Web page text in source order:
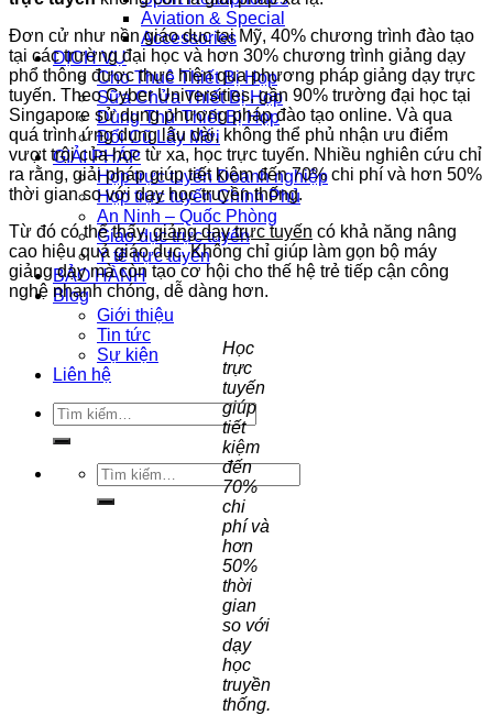
Aviation & Special
Accessories
DỊCH VỤ
Cho Thuê Thiết Bị Họp
Sữa Chửa Thiết Bị Họp
Dùng Thử Thiết Bị Họp
Đổi Cũ Lấy Mới
GIẢI PHÁP
Họp trực tuyến Doanh nghiệp
Họp trực tuyến Chính Phủ
An Ninh – Quốc Phòng
Giáo dục trực tuyến
Y tế trực tuyến
BẢO HÀNH
Blog
Giới thiệu
Tin tức
Sự kiện
Liên hệ
Tìm
kiếm:
Tìm
kiếm:
Đơn cử như nền giáo dục tại Mỹ, 40% chương trình đào tạo
tại các trường đại học và hơn 30% chương trình giảng dạy
phổ thông được thực hiện qua phương pháp giảng dạy trực
tuyến. Theo Cyber Universities, gần 90% trường đại học tại
Singapore sử dụng phương pháp đào tạo online. Và qua
quá trình ứng dụng lâu dài, không thể phủ nhận ưu điểm
vượt trội của học từ xa, học trực tuyến. Nhiều nghiên cứu chỉ
ra rằng, giải pháp giúp tiết kiệm đến 70% chi phí và hơn 50%
thời gian so với dạy học truyền thống.
Từ đó có thể thấy,giảng dạy trực tuyến có khả năng nâng
cao hiệu quả giáo dục. Không chỉ giúp làm gọn bộ máy
giảng dạy mà còn tạo cơ hội cho thế hệ trẻ tiếp cận công
nghệ nhanh chóng, dễ dàng hơn.
Học
trực
tuyến
giúp
tiết
kiệm
đến
70%
chi
phí và
hơn
50%
thời
gian
so với
dạy
học
truyền
thống.